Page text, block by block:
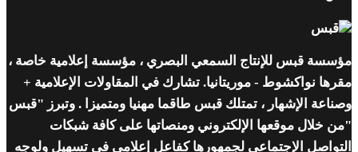
مؤسسة قبس للإنتاج السمعي البصري ، مؤسسة إعلامية خاصة ،
مقرها نواكشوط - موريتانيا. تشارك في المقاولات الإعلامية +
وصناعة الإشهار ، تمتلك قبس طاقما مهنيا ومتميزا . وتبرز "قبس
"من خلال موقعها الإلكتروني ومنصاتها على كافة شبكات
التواصل الإجتماعي لجمهورها كفاعل إعلامي في تسهيل ولوجه